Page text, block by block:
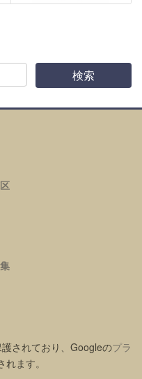
されており、Googleのプラ
れます。